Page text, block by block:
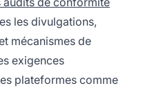
les divulgations,
mécanismes de
exigences
plateformes comme